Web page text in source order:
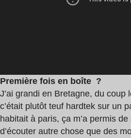
Première fois en boîte ?
J’ai grandi en Bretagne, du coup
c’était plutôt teuf hardtek sur un
habitait à paris, ça m’a permis
d’écouter autre chose que des